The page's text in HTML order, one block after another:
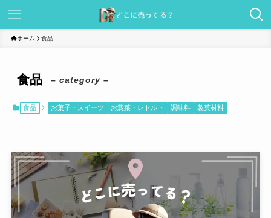
ホーム 食品
食品 – category –
食品 お菓子・スイーツ お惣菜・レトルト 調味料 製菓材料